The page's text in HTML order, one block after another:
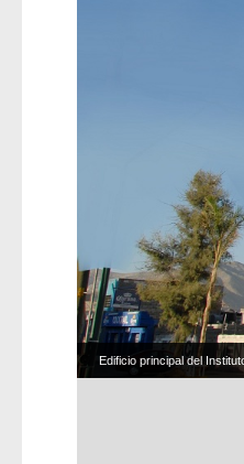
Edificio principal del